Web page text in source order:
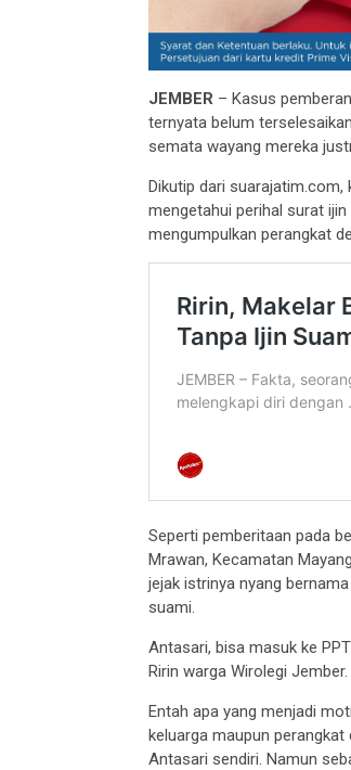
JEMBER – Kasus
ternyata belum
semata wayang mereka
Dikutip dari
mengetahui perihal surat
mengumpulkan perangkat
Seperti pemberitaan pada
Mrawan, Kecamatan
jejak istrinya nyang
suami.
Antasari, bisa masuk ke
Ririn warga Wirolegi Jember.
Entah apa yang menjadi
keluarga maupun
Antasari sendiri. Namun